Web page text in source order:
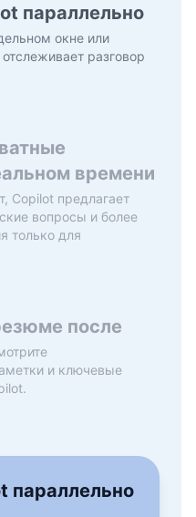
параллельно
окне или
разговор
времени
Copilot предлагает
вопросы и более
только для
после
и ключевые
параллельно